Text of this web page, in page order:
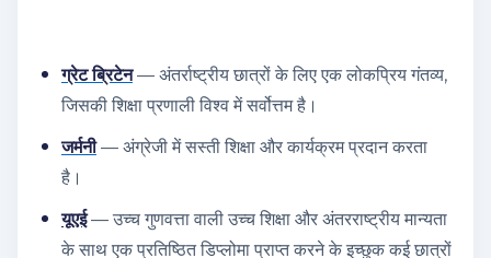
ग्रेट ब्रिटेन — अंतर्राष्ट्रीय छात्रों के लिए एक लोकप्रिय गंतव्य,
जिसकी शिक्षा प्रणाली विश्व में सर्वोत्तम है।
जर्मनी— अंग्रेजी में सस्ती शिक्षा और कार्यक्रम प्रदान करता
है।
यूएई— उच्च गुणवत्ता वाली उच्च शिक्षा और अंतरराष्ट्रीय मान्यता
के साथ एक प्रतिष्ठित डिप्लोमा प्राप्त करने के इच्छुक कई छात्रों